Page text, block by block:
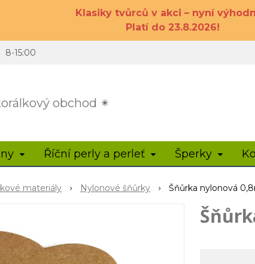
Klasiky tvůrců v akci – nyní
Platí do 23.8.2026!
obchod ✴
8-15:00
Říční perly a perleť Šperky
materiály Nylonové šňůrky Šňůrka nylonová